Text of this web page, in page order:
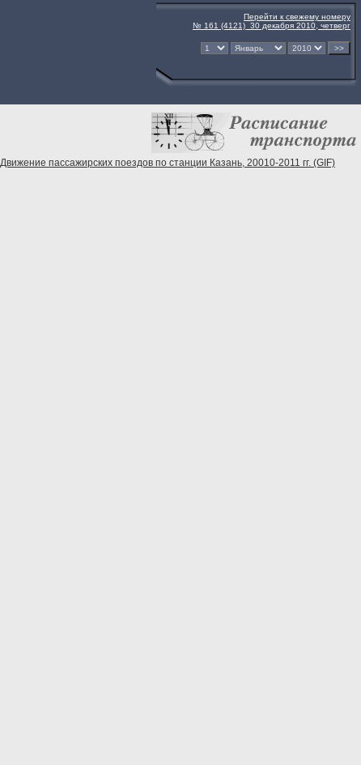
Перейти к свежему номеру
№ 161 (4121) 30 декабря 2010, четверг
пассажирских поездов по станции Казань, 20010-2011 гг. (GIF)